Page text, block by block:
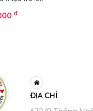
đ
ĐỊA CHỈ